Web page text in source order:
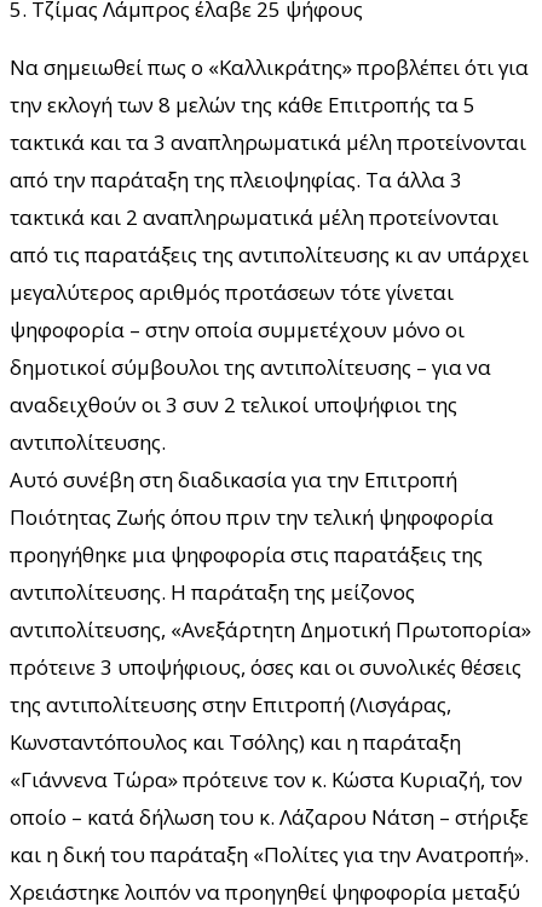
5. Τζίμας Λάμπρος έλαβε 25 ψήφους
Να σημειωθεί πως ο «Καλλικράτης» προβλέπει ότι για
την εκλογή των 8 μελών της κάθε Επιτροπής τα 5
τακτικά και τα 3 αναπληρωματικά μέλη προτείνονται
από την παράταξη της πλειοψηφίας. Τα άλλα 3
τακτικά και 2 αναπληρωματικά μέλη προτείνονται
από τις παρατάξεις της αντιπολίτευσης κι αν υπάρχει
μεγαλύτερος αριθμός προτάσεων τότε γίνεται
ψηφοφορία – στην οποία συμμετέχουν μόνο οι
δημοτικοί σύμβουλοι της αντιπολίτευσης – για να
αναδειχθούν οι 3 συν 2 τελικοί υποψήφιοι της
αντιπολίτευσης.
Αυτό συνέβη στη διαδικασία για την Επιτροπή
Ποιότητας Ζωής όπου πριν την τελική ψηφοφορία
προηγήθηκε μια ψηφοφορία στις παρατάξεις της
αντιπολίτευσης. Η παράταξη της μείζονος
αντιπολίτευσης, «Ανεξάρτητη Δημοτική Πρωτοπορία»
πρότεινε 3 υποψήφιους, όσες και οι συνολικές θέσεις
της αντιπολίτευσης στην Επιτροπή (Λισγάρας,
Κωνσταντόπουλος και Τσόλης) και η παράταξη
«Γιάννενα Τώρα» πρότεινε τον κ. Κώστα Κυριαζή, τον
οποίο – κατά δήλωση του κ. Λάζαρου Νάτση – στήριξε
και η δική του παράταξη «Πολίτες για την Ανατροπή».
Χρειάστηκε λοιπόν να προηγηθεί ψηφοφορία μεταξύ